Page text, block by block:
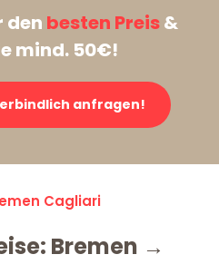
den besten Preis&
mind. 50€!
anfragen!
Cagliari
Bremen →